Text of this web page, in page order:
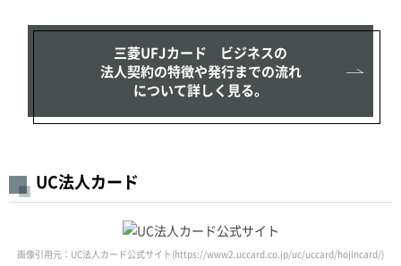
三菱UFJカード ビジネスの
法人契約の特徴や発行までの流れ
について詳しく見る。
UC法人カード
画像引用元：UC法人カード公式サイト(https://www2.uccard.co.jp/uc/uccard/hojincard/)